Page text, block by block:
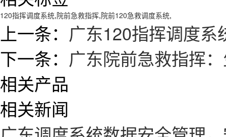
120指挥调度系统,院前急救指挥,院前120急救调度系统,
上一条： 广东120指挥调度
下一条： 广东院前急救指挥
相关产品
相关新闻